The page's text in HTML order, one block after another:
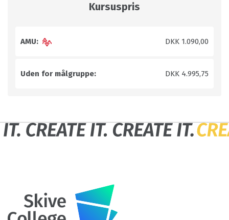
Kursuspris
AMU: DKK 1.090,00
Uden for målgruppe: DKK 4.995,75